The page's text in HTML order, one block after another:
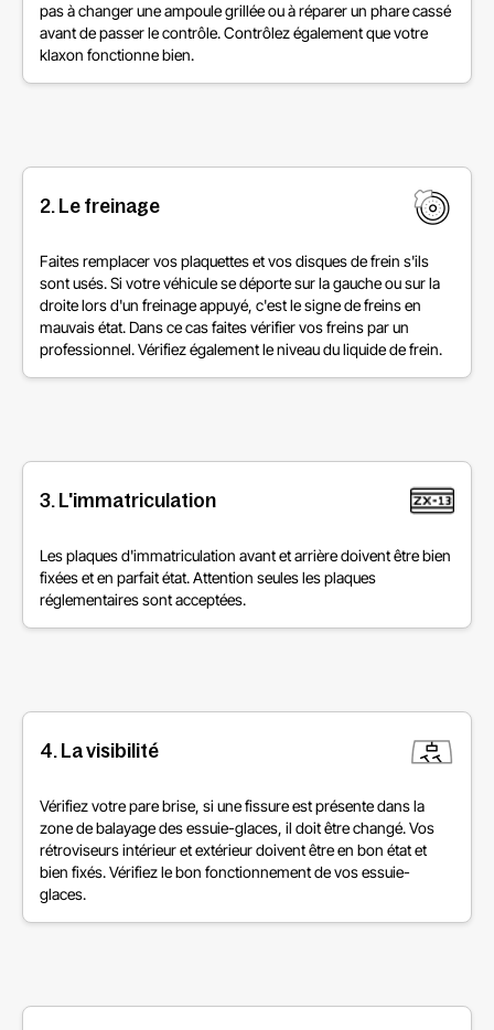
pas à changer une ampoule grillée ou à réparer un phare cassé
avant de passer le contrôle. Contrôlez également que votre
klaxon fonctionne bien.
2. Le freinage
Faites remplacer vos plaquettes et vos disques de frein s'ils
sont usés. Si votre véhicule se déporte sur la gauche ou sur la
droite lors d'un freinage appuyé, c'est le signe de freins en
mauvais état. Dans ce cas faites vérifier vos freins par un
professionnel. Vérifiez également le niveau du liquide de frein.
3. L'immatriculation
Les plaques d'immatriculation avant et arrière doivent être bien
fixées et en parfait état. Attention seules les plaques
réglementaires sont acceptées.
4. La visibilité
Vérifiez votre pare brise, si une fissure est présente dans la
zone de balayage des essuie-glaces, il doit être changé. Vos
rétroviseurs intérieur et extérieur doivent être en bon état et
bien fixés. Vérifiez le bon fonctionnement de vos essuie-
glaces.